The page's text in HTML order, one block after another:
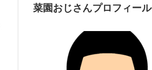
菜園おじさんプロフィール